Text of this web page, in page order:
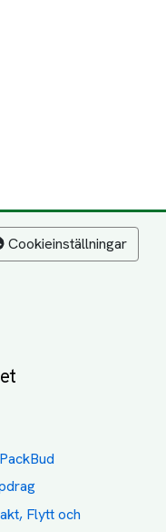
Cookieinställningar
Flytt och